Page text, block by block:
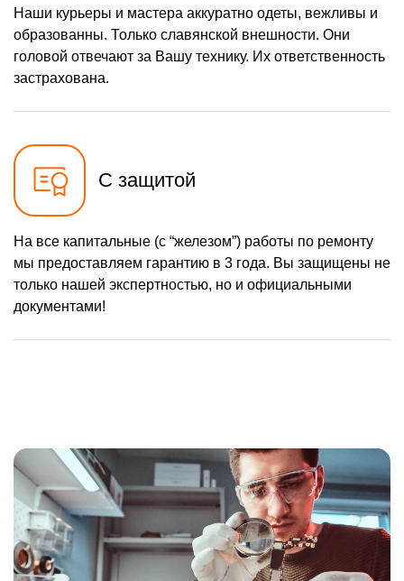
Наши курьеры и мастера аккуратно одеты, вежливы и
образованны. Только славянской внешности. Они
головой отвечают за Вашу технику. Их ответственность
застрахована.
С защитой
На все капитальные (с “железом”) работы по ремонту
мы предоставляем гарантию в 3 года. Вы защищены не
только нашей экспертностью, но и официальными
документами!